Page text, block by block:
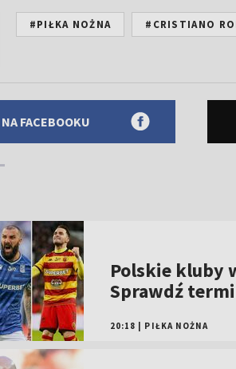
#PIŁKA NOŻNA #CRISTIANO
FACEBOOKU
Polskie kluby
Sprawdź
20:18 PIŁKA NOŻNA